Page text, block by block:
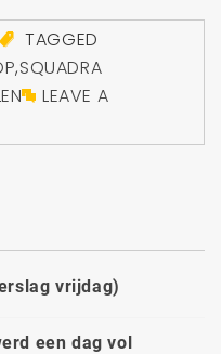
TAGGED
,SQUADRA
LEAVE A
vrijdag)
een dag vol